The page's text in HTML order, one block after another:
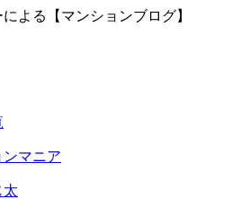
よる【マンションブログ】
ンマニア
太